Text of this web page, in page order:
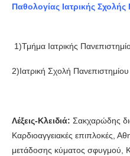
Παθολογίας Ιατρικής
1)Τμήμα Ιατρικής
2)Ιατρική Σχολή
Λέξεις-Κλειδιά: Σακχαρώδης
Καρδιοαγγειακές επιπλοκές,
μετάδοσης κύματος σφυγμού,